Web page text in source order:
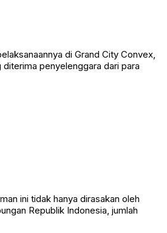
di Grand City Convex,
penyelenggara dari para
ini tidak hanya dirasakan oleh
Republik Indonesia, jumlah